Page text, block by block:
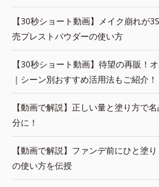
【30秒ショート動画】メイク崩れが
売プレストパウダーの使い方
【30秒ショート動画】待望の再販！
｜シーン別おすすめ活用法もご紹介！
【動画で解説】正しい量と塗り方で
分に！
【動画で解説】ファンデ前にひと塗
の使い方を伝授